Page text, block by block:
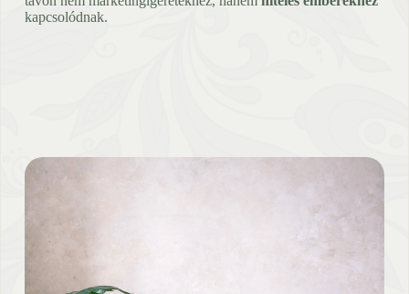
kapcsolódnak.